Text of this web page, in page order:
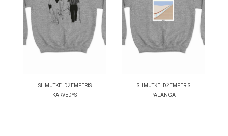
SHMUTKE. DŽEMPERIS
KARVEDYS
SHMUTKE. DŽEMPERIS
PALANGA